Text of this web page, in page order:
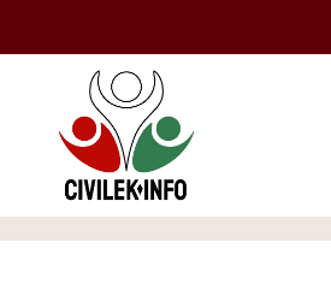
tartalomba